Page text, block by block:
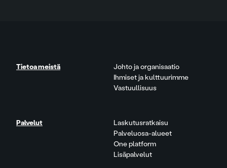
Tietoa meistä
Johto ja organisaatio
Ihmiset ja kulttuurimme
Vastuullisuus
Palvelut
Laskutusratkaisu
Palveluosa-alueet
One platform
Lisäpalvelut